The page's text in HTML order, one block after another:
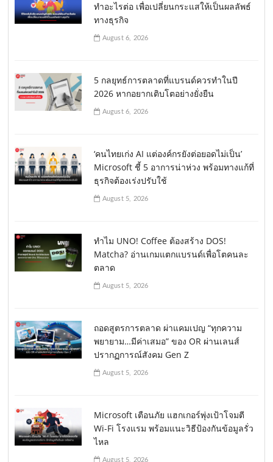
ทำอะไรต่อ เพื่อเปลี่ยนกระแสให้เป็นผลลัพธ์
ทางธุรกิจ
August 6, 2026
5 กลยุทธ์การตลาดที่แบรนด์ควรทำในปี
2026 หากอยากเติบโตอย่างยั่งยืน
August 6, 2026
‘คนไทยเก่ง AI แต่องค์กรยังต่อยอดไม่เป็น’
Microsoft ชี้ 5 อาการน่าห่วง พร้อมทางแก้ที่
ธุรกิจต้องเร่งปรับใช้
August 5, 2026
ทำไม UNO! Coffee ต้องสร้าง DOS!
Matcha? อ่านเกมแตกแบรนด์เพื่อโตคนละ
ตลาด
August 5, 2026
ถอดสูตรการตลาด ผ่าแคมเปญ “ทุกความ
พยายาม…มีค่าเสมอ” ของ OR ผ่านเลนส์
ปรากฏการณ์สังคม Gen Z
August 5, 2026
Microsoft เตือนภัย แฮกเกอร์พุ่งเป้าโจมตี
Wi-Fi โรงแรม พร้อมแนะวิธีป้องกันข้อมูลรั่ว
ไหล
August 5, 2026